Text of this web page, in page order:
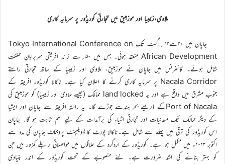
ملاوی،زیمبیا اور موزمبیق میں تجارتی کوریڈور پر سرمایہ کاری
جاپان میں ۲۰سے۲۲؍اگست تک Tokyo International Conference on
African Development منعقد ہوئی۔ جس میں ۵۰؍سے زائد افریقی سربراہان مملکت
شامل ہوئے۔ کانفرنس میں جاپان نے موزمبیق، ملاوی اور زیمبیا کے ساتھ تجارتی راستے
Nacala Corridor پر سرمایہ کاری کرنے کا اعلان کیا ہے۔ ناکالا کوریڈور افریقہ کے
جنوب مشرق میں واقع ہے اور یہ land locked ممالک (جیسے ملاوی اور زیمبیا) کو موزمبیق کی
Port of Nacalaکے ذریعے بحر ہندسے جوڑے گا۔ یہ راستہ افریقہ سے جاپان اور ایشیا
کے دیگر ممالک تک معدنیات اور تجارتی اشیاء کی برآمدات کے لیے اہم ثابت ہو گا۔ جاپان
اس کوریڈور کی ترقی میں پہلے سے شامل ہے۔ناکالا پورٹ کا ڈویلپمنٹ پروجیکٹ جاپان کی مدد سے
اکتوبر ۲۰۲۳ء میں مکمل ہوا ہے۔ کوریڈور کے اردگرد کے علاقوں میں مواصلاتی رابطے کمزور ہیں جن
کو بہتر بنانے کی اشد ضرورت ہے۔ نئے منصوبے کے تحت کوریڈور کے اندر بنیادی